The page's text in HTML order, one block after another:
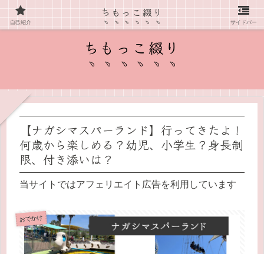
愛知県在住主婦の子育て情報ブログ
ちもっこ綴り
【ナガシマスパーランド】行ってきたよ！
何歳から楽しめる？幼児、小学生？身長制
限、付き添いは？
当サイトではアフェリエイト広告を利用しています
おでかけ
自己紹介
ちもっこ綴り
サイドバー